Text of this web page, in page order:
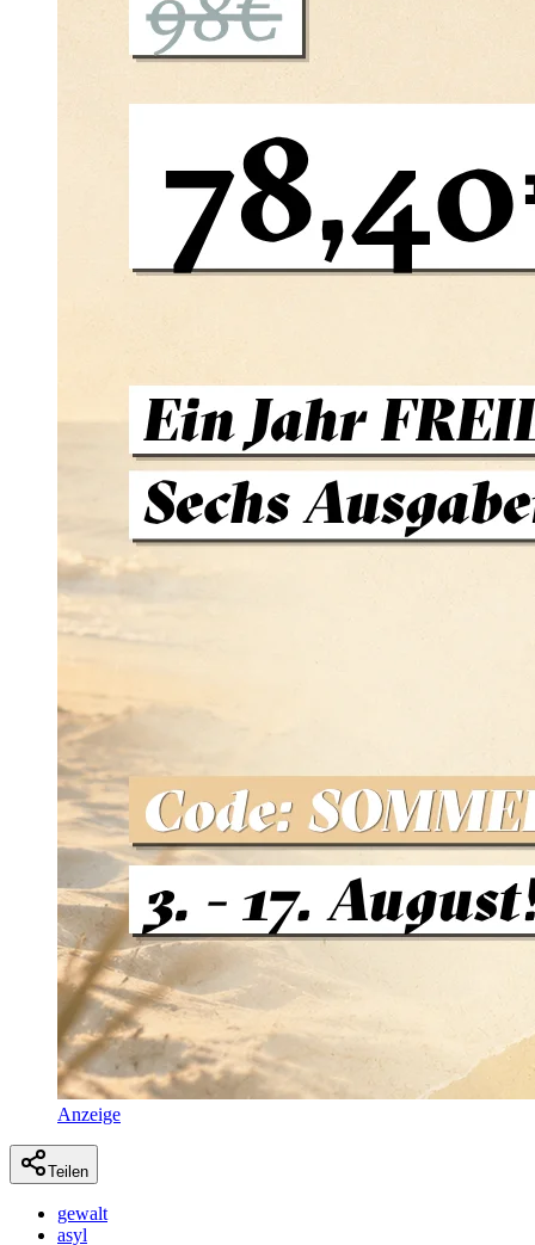
Anzeige
Teilen
gewalt
asyl